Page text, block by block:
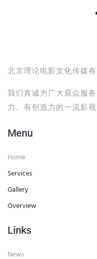
北京理论电影文化传媒
我们真诚为广大观众服
力、有创造力的一流影视
Menu
Home
Services
Gallery
Overview
Links
News